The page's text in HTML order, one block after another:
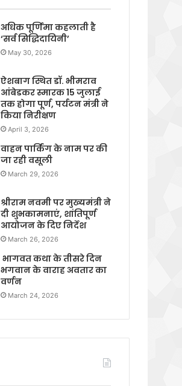
अधिक पूर्णिमा कहलाती है
‘सर्व सिद्धिदायिनी’
May 30, 2026
ऐशबाग स्थित डॉ. भीमराव
आंबेडकर स्मारक 15 जुलाई
तक होगा पूर्ण, पर्यटन मंत्री ने
किया निरीक्षण
April 3, 2026
वाहन पार्किंग के नाम पर की
जा रही वसूली
March 29, 2026
श्रीराम नवमी पर मुख्यमंत्री ने
दी शुभकामनाएं, शांतिपूर्ण
आयोजन के दिए निर्देश
March 26, 2026
भागवत कथा के तीसरे दिन
भगवान के वाराह अवतार का
वर्णन
March 24, 2026